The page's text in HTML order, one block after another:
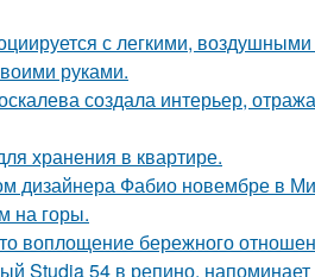
с легкими,
руками.
создала интерьер,
хранения в квартире.
дизайнера Фабио новембре в
на горы.
воплощение бережного
Studia 54 в репино,